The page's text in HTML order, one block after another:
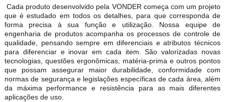
Cada produto desenvolvido pela VONDER começa com um projeto
que é estudado em todos os detalhes, para que corresponda de
forma precisa à sua função e utilização. Nossa equipe de
engenharia de produtos acompanha os processos de controle de
qualidade, pensando sempre em diferenciais e atributos técnicos
para diferenciar e inovar em cada item. São valorizadas novas
tecnologias, questões ergonômicas, matéria-prima e outros pontos
que possam assegurar maior durabilidade, conformidade com
normas de segurança e legislações específicas de cada área, além
da máxima performance e resistência para as mais diferentes
aplicações de uso.